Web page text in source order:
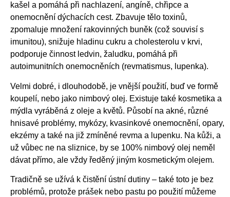
kašel a pomáhá při nachlazení, angíně, chřipce a
onemocnění dýchacích cest. Zbavuje tělo toxinů,
zpomaluje množení rakovinných buněk (což souvisí s
imunitou), snižuje hladinu cukru a cholesterolu v krvi,
podporuje činnost ledvin, žaludku, pomáhá při
autoimunitních onemocněních (revmatismus, lupenka).
Velmi dobré, i dlouhodobě, je vnější použití, buď ve formě
koupelí, nebo jako nimbový olej. Existuje také kosmetika a
mýdla vyráběná z oleje a květů. Působí na akné, různé
hnisavé problémy, mykózy, kvasinkové onemocnění, opary,
ekzémy a také na již zmíněné revma a lupenku. Na kůži, a
už vůbec ne na sliznice, by se 100% nimbový olej neměl
dávat přímo, ale vždy ředěný jiným kosmetickým olejem.
Tradičně se užívá k čistění ústní dutiny – také toto je bez
problémů, protože prášek nebo pastu po použití můžeme